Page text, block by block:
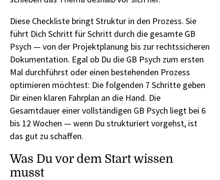
Diese Checkliste bringt Struktur in den Prozess. Sie
führt Dich Schritt für Schritt durch die gesamte GB
Psych — von der Projektplanung bis zur rechtssicheren
Dokumentation. Egal ob Du die GB Psych zum ersten
Mal durchführst oder einen bestehenden Prozess
optimieren möchtest: Die folgenden 7 Schritte geben
Dir einen klaren Fahrplan an die Hand. Die
Gesamtdauer einer vollständigen GB Psych liegt bei 6
bis 12 Wochen — wenn Du strukturiert vorgehst, ist
das gut zu schaffen.
Was Du vor dem Start wissen
musst